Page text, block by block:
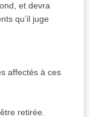
et devra
qu’il juge
affectés à ces
retirée.